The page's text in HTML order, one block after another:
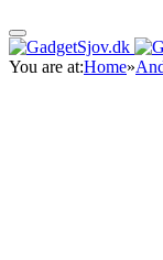
You are at:Home»